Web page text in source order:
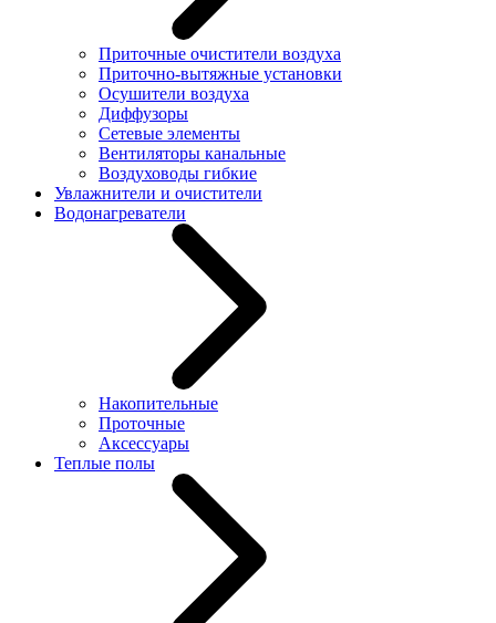
Приточные очистители воздуха
Приточно-вытяжные установки
Осушители воздуха
Диффузоры
Сетевые элементы
Вентиляторы канальные
Воздуховоды гибкие
Увлажнители и очистители
Водонагреватели
Накопительные
Проточные
Аксессуары
Теплые полы